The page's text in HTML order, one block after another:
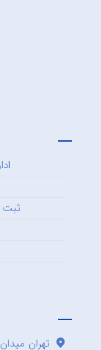
ثبت
تهران